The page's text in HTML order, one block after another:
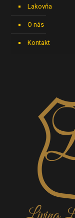
Lakovňa
O nás
Kontakt